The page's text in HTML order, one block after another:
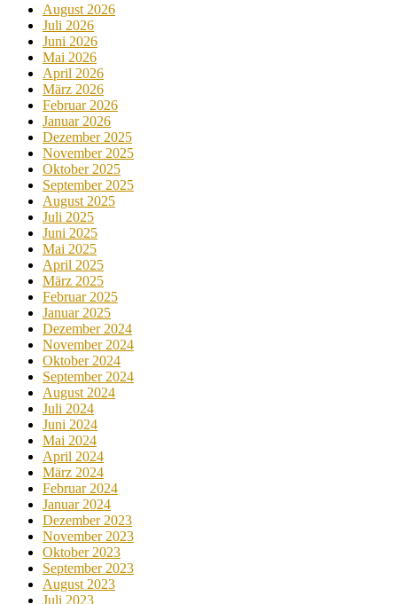
August 2026
Juli 2026
Juni 2026
Mai 2026
April 2026
März 2026
Februar 2026
Januar 2026
Dezember 2025
November 2025
Oktober 2025
September 2025
August 2025
Juli 2025
Juni 2025
Mai 2025
April 2025
März 2025
Februar 2025
Januar 2025
Dezember 2024
November 2024
Oktober 2024
September 2024
August 2024
Juli 2024
Juni 2024
Mai 2024
April 2024
März 2024
Februar 2024
Januar 2024
Dezember 2023
November 2023
Oktober 2023
September 2023
August 2023
Juli 2023